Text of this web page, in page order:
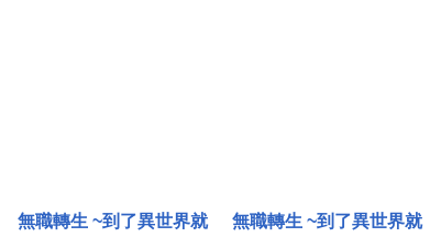
無職轉生 ~到了異世界就
無職轉生 ~到了異世界就